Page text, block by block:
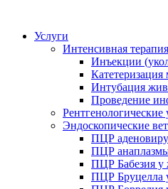
Услуги
Интенсивная
Инъекции
Интубация
Проведение
Эндоскопические
ПЦР
ПЦР
ПЦР Бабезия у
ПЦР Бруцелла